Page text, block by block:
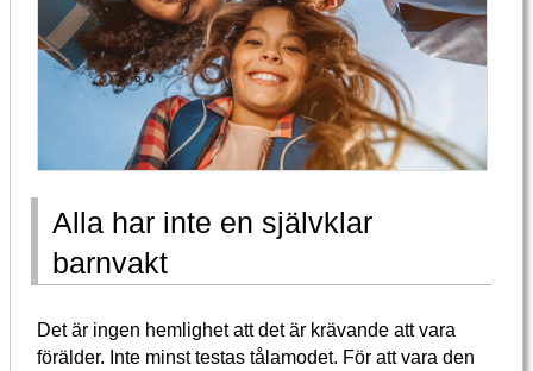
Alla har inte en självklar
barnvakt
Det är ingen hemlighet att det är krävande att vara
förälder. Inte minst testas tålamodet. För att vara den